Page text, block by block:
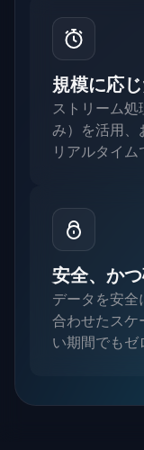
規模に応
ストリーム処
み）を活用、
リアルタイム
安全、か
データを安全
合わせたスケ
い期間でもゼ